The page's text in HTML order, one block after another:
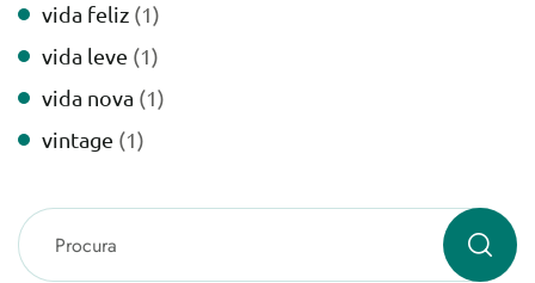
vida feliz (1)
vida leve (1)
vida nova (1)
vintage (1)